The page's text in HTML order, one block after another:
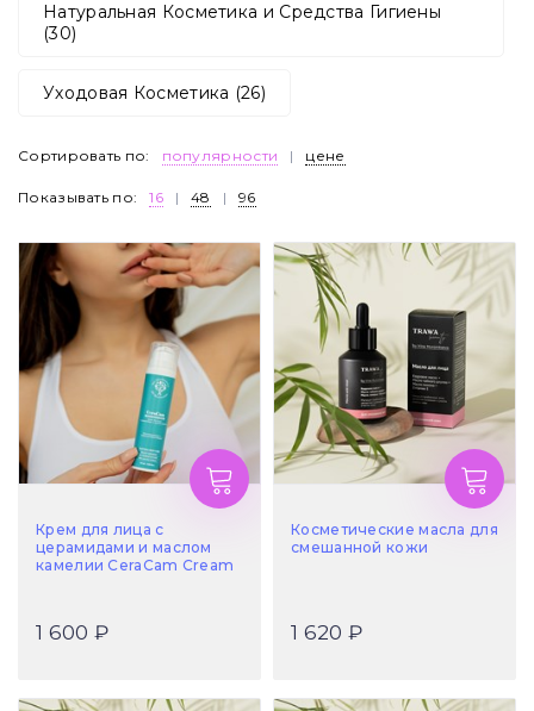
Натуральная Косметика и Средства Гигиены
(30)
Уходовая Косметика (26)
Сортировать по: популярности | цене
Показывать по: 16 | 48 | 96
Крем для лица с
церамидами и маслом
камелии CeraCam Cream
1 600 ₽
Косметические масла для
смешанной кожи
1 620 ₽